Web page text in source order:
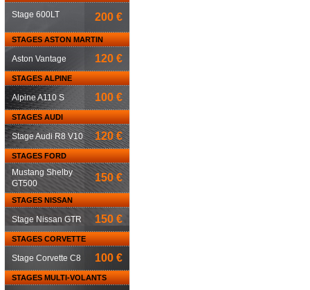
Stage 600LT 200 €
STAGES ASTON MARTIN
Aston Vantage 120 €
STAGES ALPINE
Alpine A110 S 100 €
STAGES AUDI
Stage Audi R8 V10 120 €
STAGES FORD
Mustang Shelby
GT500
150 €
STAGES NISSAN
Stage Nissan GTR 150 €
STAGES CORVETTE
Stage Corvette C8 100 €
STAGES MULTI-VOLANTS